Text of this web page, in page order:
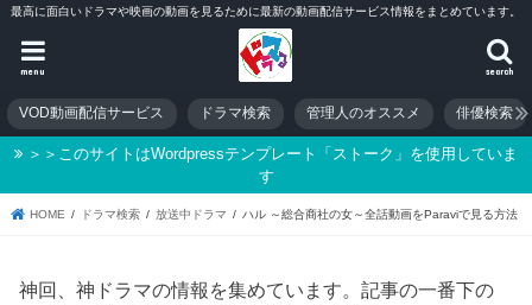
最高に面白いドラマや映画の動画を見るために最新の動画配信サービス情報をまとめています。
search
menu
VOD動画配信サービス ドラマ検索 管理人のオススメ 俳優検索
＞＞このサイトはWordpressテンプレート「ストーク」を使用していま
す
HOME ドラマ検索 放送中ドラマ ハル ～総合商社の女～全話動画をParaviで見る方法
神回、神ドラマの情報を集めています。記事の一番下の